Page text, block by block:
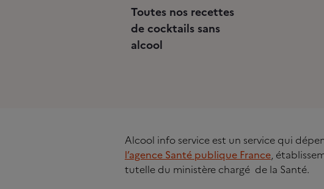
Toutes nos recettes
de cocktails sans
alcool
Alcool info service est un service qui
l’agence Santé publique France,
tutelle du ministère chargé de la Santé.